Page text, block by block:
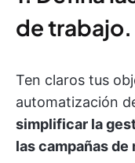
de trabajo.
Ten claros tus
automatización
simplificar la
las campañas de